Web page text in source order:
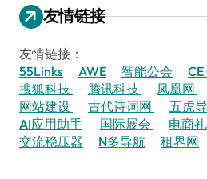
友情链接
友情链接：
55Links
AWE 智能公会
搜狐科技
腾讯科技 凤凰网
网站建设
古代诗词网 五虎
AI应用助手
国际展会
电商
交流稳压器
N多导航 租界网